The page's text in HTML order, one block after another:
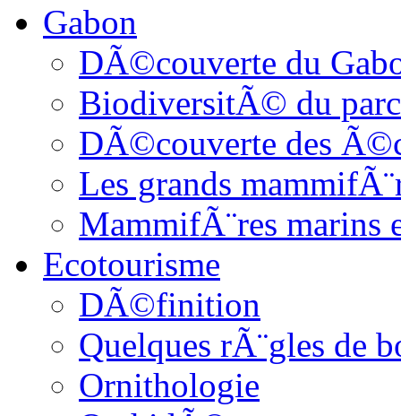
Gabon
DÃ©couverte du
BiodiversitÃ© du
DÃ©couverte des
Les grands
MammifÃ¨res marins
Ecotourisme
DÃ©finition
Quelques rÃ¨gles de
Ornithologie